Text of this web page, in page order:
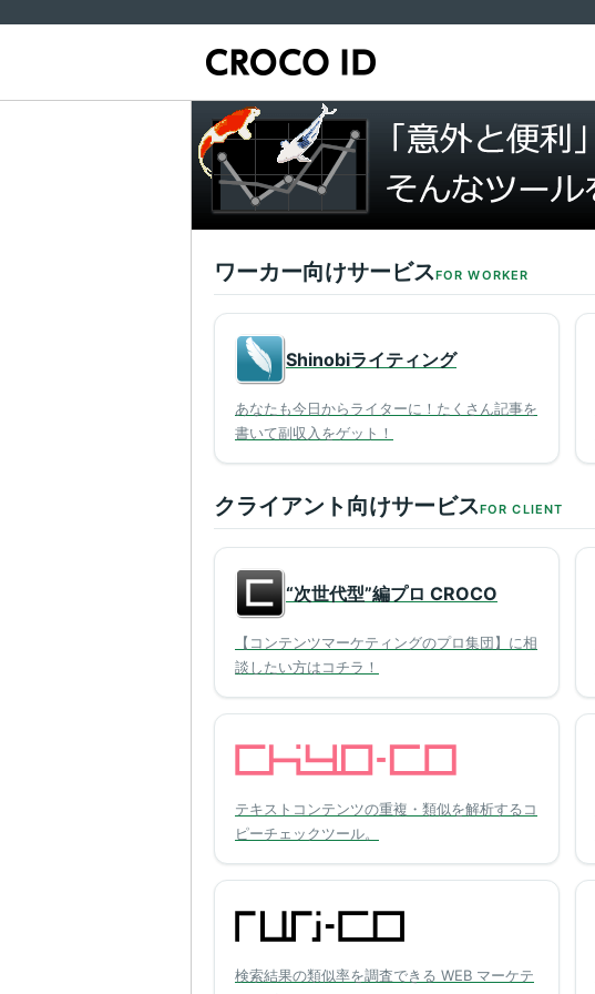
ワーカー向けサービスFOR WORKER
Shinobiライティング
あなたも今日からライターに！たくさん記事を
書いて副収入をゲット！
クライアント向けサービスFOR CLIENT
“次世代型”編プロ CROCO
【コンテンツマーケティングのプロ集団】に相
談したい方はコチラ！
テキストコンテンツの重複・類似を解析するコ
ピーチェックツール。
検索結果の類似率を調査できる WEB マーケテ